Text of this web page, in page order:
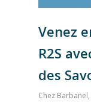
Venez
R2S
des
Chez Barbanel,